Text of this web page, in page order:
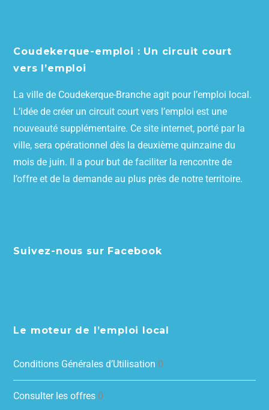
Coudekerque-emploi : Un circuit court
vers l’emploi
La ville de Coudekerque-Branche agit pour l’emploi local.
L’idée de créer un circuit court vers l’emploi est une
nouveauté supplémentaire. Ce site internet, porté par la
ville, sera opérationnel dès la deuxième quinzaine du
mois de juin. Il a pour but de faciliter la rencontre de
l’offre et de la demande au plus près de notre territoire.
Suivez-nous sur Facebook
Le moteur de l’emploi local
Conditions Générales d’Utilisation 0
Consulter les offres 0